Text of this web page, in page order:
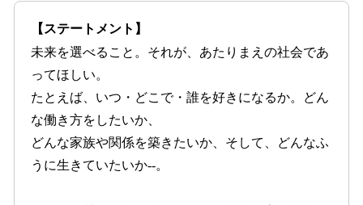
【ステートメント】
未来を選べること。それが、あたりまえの社会であ
ってほしい。
たとえば、いつ・どこで・誰を好きになるか。どん
な働き方をしたいか、
どんな家族や関係を築きたいか、そして、どんなふ
うに生きていたいか--。